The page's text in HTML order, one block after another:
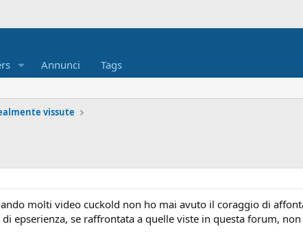
Annunci Tags
vissute
molti video cuckold non ho mai avuto il coraggio di
epserienza, se raffrontata a quelle viste in questa forum,